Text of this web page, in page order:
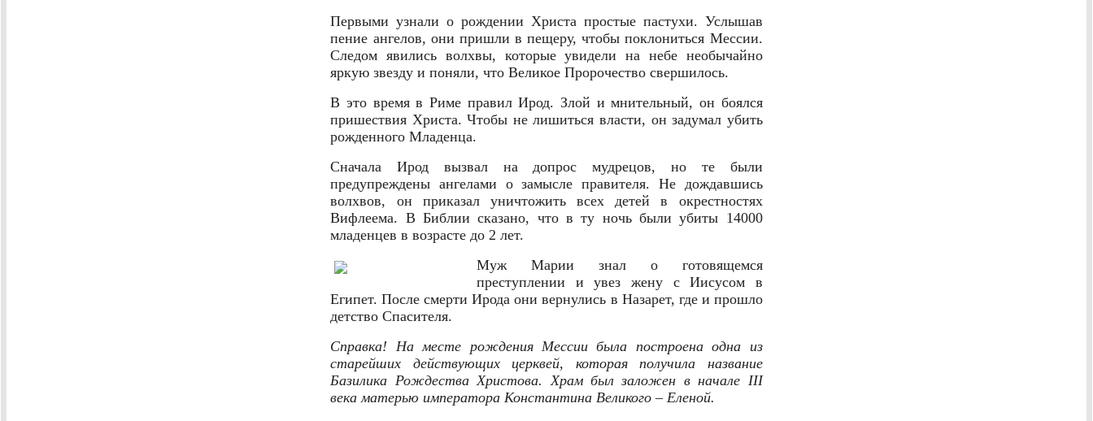
Первыми узнали о рождении Христа простые пастухи. Услышав
пение ангелов, они пришли в пещеру, чтобы поклониться Мессии.
Следом явились волхвы, которые увидели на небе необычайно
яркую звезду и поняли, что Великое Пророчество свершилось.
В это время в Риме правил Ирод. Злой и мнительный, он боялся
пришествия Христа. Чтобы не лишиться власти, он задумал убить
рожденного Младенца.
Сначала Ирод вызвал на допрос мудрецов, но те были
предупреждены ангелами о замысле правителя. Не дождавшись
волхвов, он приказал уничтожить всех детей в окрестностях
Вифлеема. В Библии сказано, что в ту ночь были убиты 14000
младенцев в возрасте до 2 лет.
Муж Марии знал о готовящемся
преступлении и увез жену с Иисусом в
Египет. После смерти Ирода они вернулись в Назарет, где и прошло
детство Спасителя.
Справка! На месте рождения Мессии была построена одна из
старейших действующих церквей, которая получила название
Базилика Рождества Христова. Храм был заложен в начале III
века матерью императора Константина Великого – Еленой.